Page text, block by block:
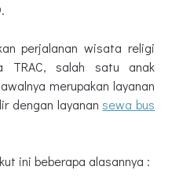
perjalanan wisata religi
TRAC, salah satu anak
merupakan layanan
dengan layanansewa bus
ini beberapa alasannya :